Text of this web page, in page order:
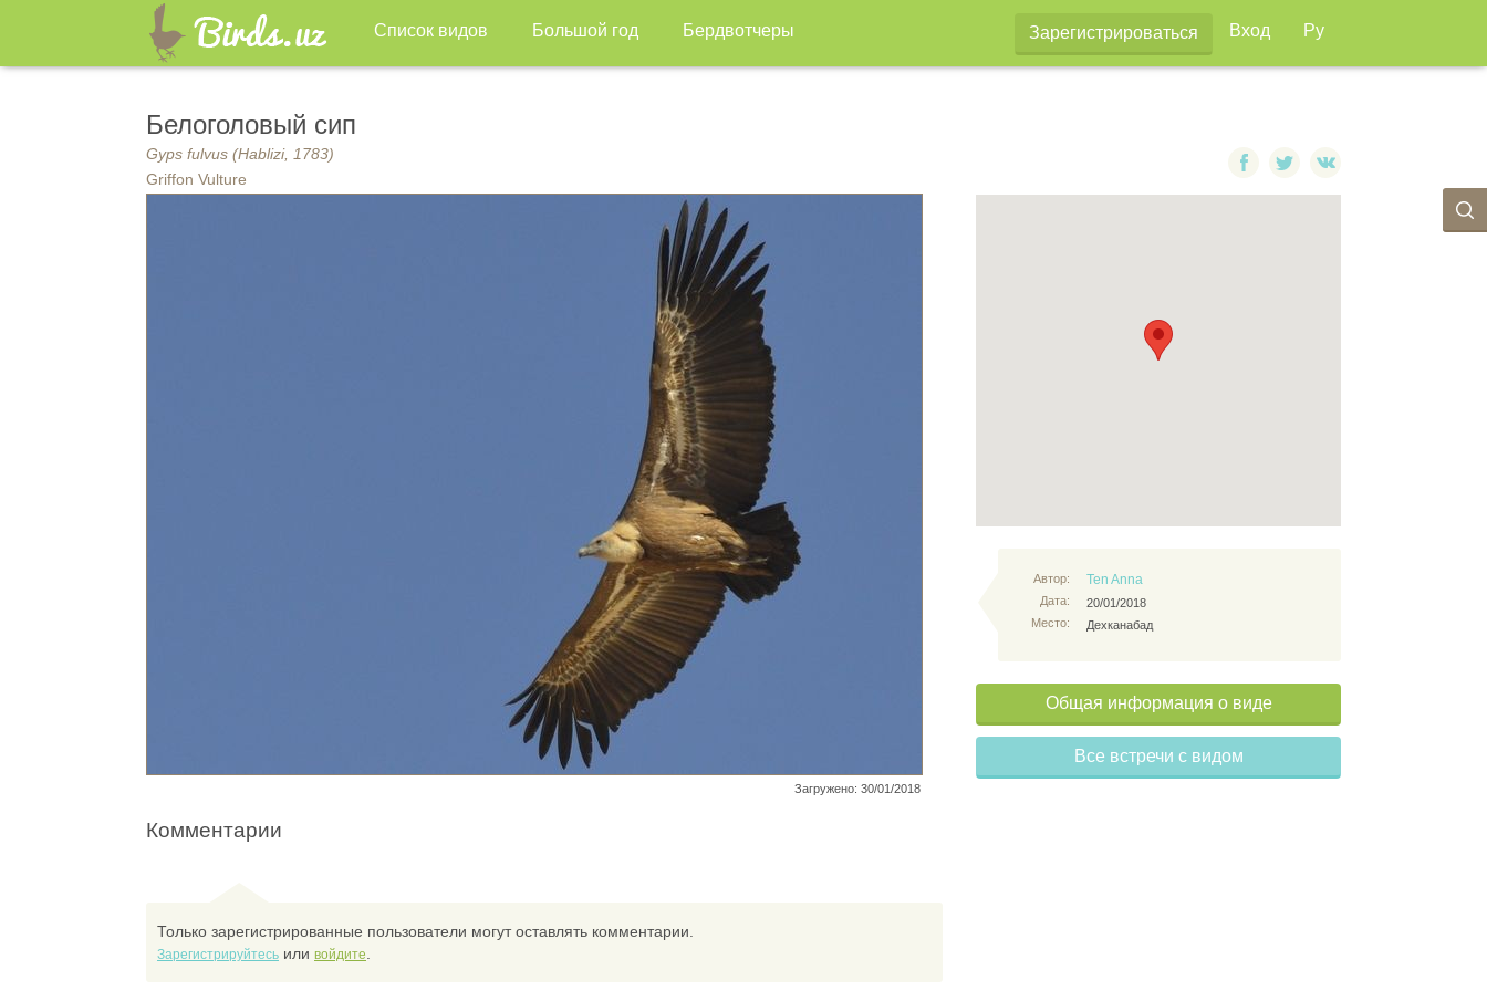
Список видов Большой год Бердвотчеры Зарегистрироваться Вход Ру
Белоголовый сип
Gyps fulvus (Hablizi, 1783)
Griffon Vulture
Загружено: 30/01/2018
Автор:
Дата:
Место:
Ten Anna
20/01/2018
Дехканабад
Общая информация о виде
Все встречи с видом
Комментарии
Только зарегистрированные пользователи могут оставлять комментарии.
Зарегистрируйтесь или войдите